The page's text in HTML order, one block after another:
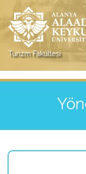
Turizm Fakültesi